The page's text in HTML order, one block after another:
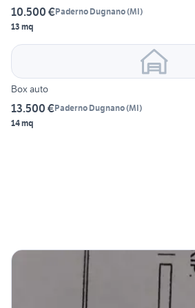
10.500 €Paderno Dugnano(MI)
13 mq
Box auto
13.500 €Paderno Dugnano(MI)
14 mq